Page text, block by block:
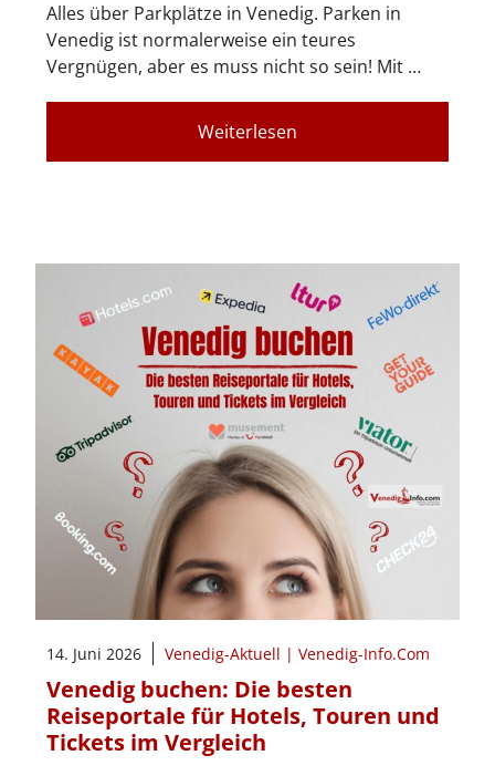
Alles über Parkplätze in Venedig. Parken in
Venedig ist normalerweise ein teures
Vergnügen, aber es muss nicht so sein! Mit …
Weiterlesen
14. Juni 2026 Venedig-Aktuell | Venedig-Info.Com
Venedig buchen: Die besten
Reiseportale für Hotels, Touren und
Tickets im Vergleich